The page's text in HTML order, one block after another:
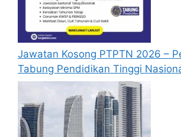
Jawatan Kosong PTPTN 2026 –
Tabung Pendidikan Tinggi